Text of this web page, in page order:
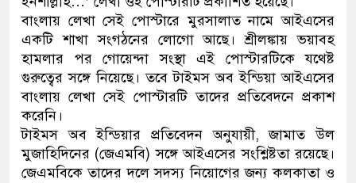
বাংলায় লেখা সেই পোস্টারে মুরসালাত নামে আইএসের
একটি শাখা সংগঠনের লোগো আছে। শ্রীলঙ্কায় ভয়াবহ
হামলার পর গোয়েন্দা সংস্থা এই পোস্টারটিকে যথেষ্ট
গুরুত্বের সঙ্গে নিয়েছে। তবে টাইমস অব ইন্ডিয়া আইএসের
বাংলায় লেখা সেই পোস্টারটি তাদের প্রতিবেদনে প্রকাশ
করেনি।
টাইমস অব ইন্ডিয়ার প্রতিবেদন অনুযায়ী, জামাত উল
মুজাহিদিনের (জেএমবি) সঙ্গে আইএসের সংশ্লিষ্টতা রয়েছে।
জেএমবিকে তাদের দলে সদস্য নিয়োগের জন্য কলকাতা ও